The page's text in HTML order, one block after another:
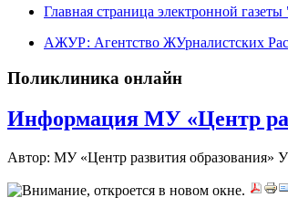
Главная страница электронной
АЖУР: Агентство ЖУрналистских
Поликлиника онлайн
Информация МУ «Центр
Автор: МУ «Центр развития